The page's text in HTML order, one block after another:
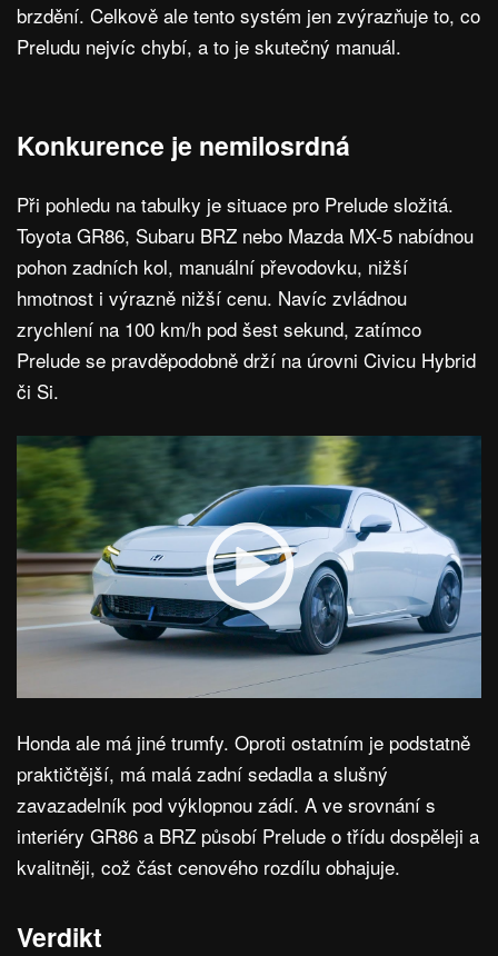
brzdění. Celkově ale tento systém jen zvýrazňuje to, co
Preludu nejvíc chybí, a to je skutečný manuál.
Konkurence je nemilosrdná
Při pohledu na tabulky je situace pro Prelude složitá.
Toyota GR86, Subaru BRZ nebo Mazda MX-5 nabídnou
pohon zadních kol, manuální převodovku, nižší
hmotnost i výrazně nižší cenu. Navíc zvládnou
zrychlení na 100 km/h pod šest sekund, zatímco
Prelude se pravděpodobně drží na úrovni Civicu Hybrid
či Si.
Honda ale má jiné trumfy. Oproti ostatním je podstatně
praktičtější, má malá zadní sedadla a slušný
zavazadelník pod výklopnou zádí. A ve srovnání s
interiéry GR86 a BRZ působí Prelude o třídu dospěleji a
kvalitněji, což část cenového rozdílu obhajuje.
Verdikt